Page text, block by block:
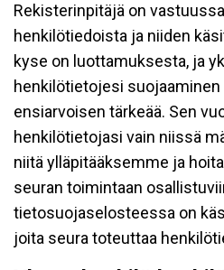
Rekisterinpitäjä on
henkilötiedoista ja niiden
kyse on luottamuksesta, ja
henkilötietojesi suojaaminen
ensiarvoisen tärkeää. Sen
henkilötietojasi vain niissä
niitä ylläpitääksemme ja
seuran toimintaan
tietosuojaselosteessa on
joita seura toteuttaa